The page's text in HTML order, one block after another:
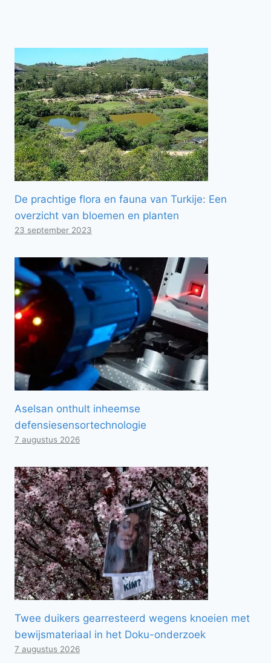
De prachtige flora en fauna van Turkije: Een
overzicht van bloemen en planten
23 september 2023
Aselsan onthult inheemse
defensiesensortechnologie
7 augustus 2026
Twee duikers gearresteerd wegens knoeien met
bewijsmateriaal in het Doku-onderzoek
7 augustus 2026